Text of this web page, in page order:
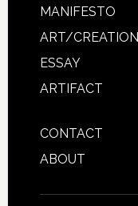
MANIFESTO
ART/CREATION
ESSAY
ARTIFACT
CONTACT
ABOUT